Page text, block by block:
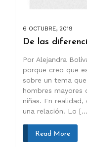
6 OCTUBRE, 2019
De las
Por Alejandra
porque creo que
sobre un tema
hombres mayores
niñas. En
una relación. Lo
Read More